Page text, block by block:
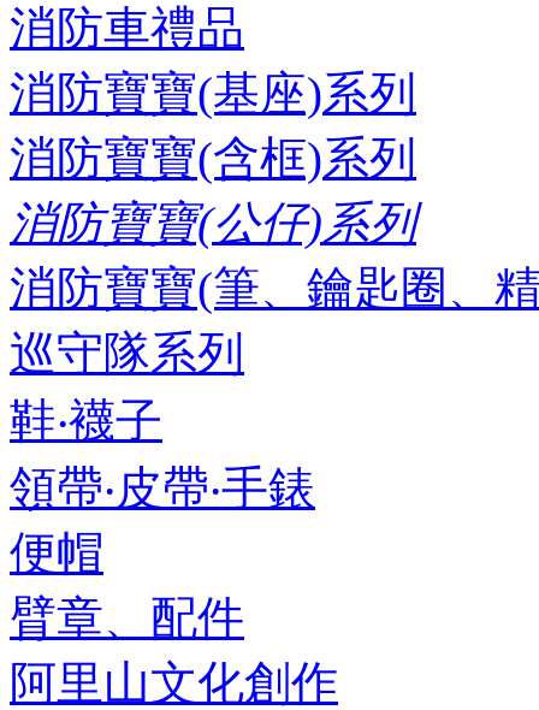
消防車禮品
消防寶寶(基座)系列
消防寶寶(含框)系列
消防寶寶(公仔)系列
消防寶寶(筆、鑰匙圈、
巡守隊系列
鞋‧襪子
領帶‧皮帶‧手錶
便帽
臂章、配件
阿里山文化創作